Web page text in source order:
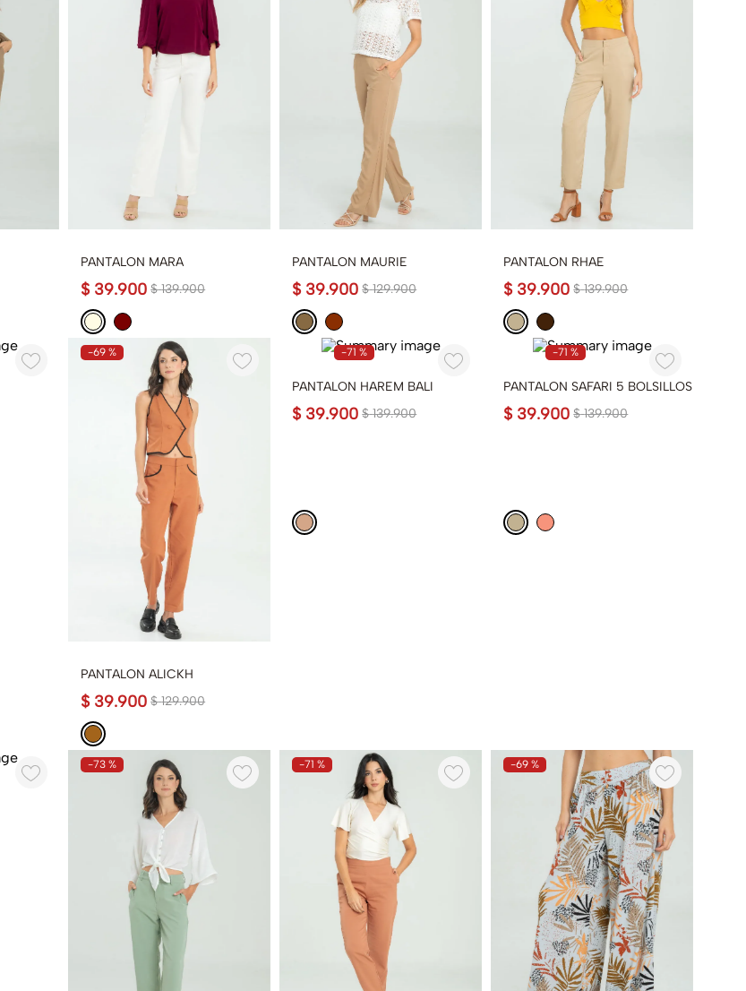
PANTALON MARA
$ 139.900
$ 39.900
PANTALON MAURIE
$ 129.900
$ 39.900
PANTALON RHAE
$ 139.900
$ 39.900
-69 %
PANTALON ALICKH
$ 129.900
$ 39.900
-71 %
PANTALON HAREM BALI
$ 139.900
$ 39.900
-71 %
PANTALON SAFARI 5 BOLSILLOS
$ 139.900
$ 39.900
-73 % -71 % -69 %